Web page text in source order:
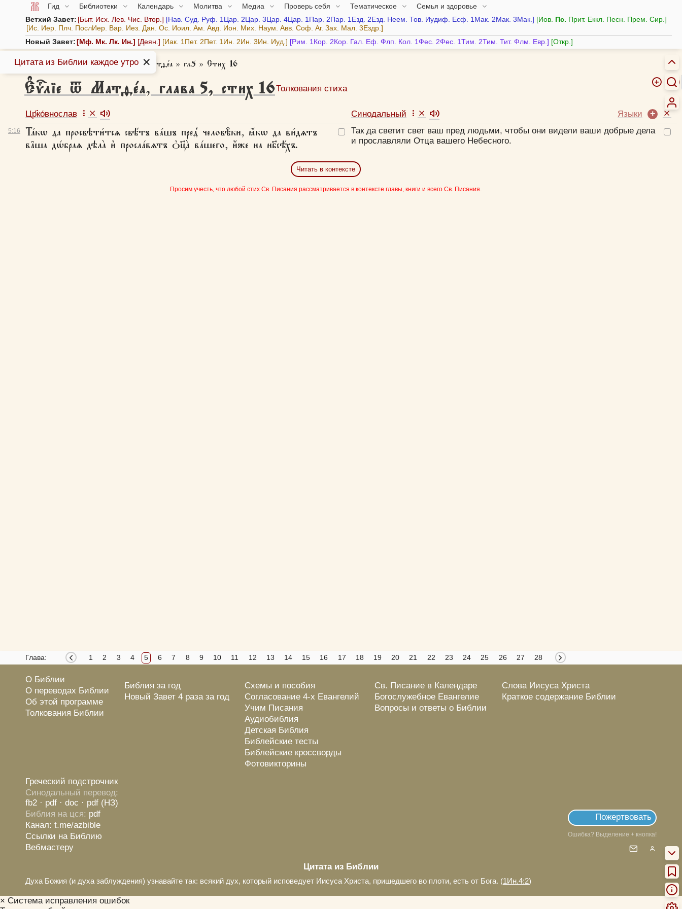
Гид Библиотеки Календарь Молитва Медиа Проверь себя Тематическое
Семья и здоровье
Ветхий Завет: Быт. Исх. Лев. Чис. Втор. Нав. Суд. Руф. 1Цар. 2Цар. 3Цар. 4Цар. 1Пар. 2Пар. 1Езд. 2Езд. Неем. Тов. Иудиф. Есф. 1Мак. 2Мак. 3Мак. Иов. Пс. Прит. Еккл. Песн. Прем. Сир.
Ис. Иер. Плч. ПослИер. Вар. Иез. Дан. Ос. Иоил. Ам. Авд. Ион. Мих. Наум. Авв. Соф. Аг. Зах. Мал. 3Ездр.
Новый Завет: Мф. Мк. Лк. Ин. Деян. Иак. 1Пет. 2Пет. 1Ин. 2Ин. 3Ин. Иуд. Рим. 1Кор. 2Кор. Гал. Еф. Флп. Кол. 1Фес. 2Фес. 1Тим. 2Тим. Тит. Флм. Евр. Откр.
Азбука веры » Библия »Є҆ѵⷢ҇лїе ѿ Матѳе́а » гл.5 » Стих 16
Є҆ѵⷢ҇лїе ѿ Матѳе́а, глава 5,стих 16Толкования стиха
5:16
Цр҃ко́внослав
Та́кѡ да просвѣти́тсѧ свѣ́тъ ва́шъ пред̾ человѣ̑ки, ꙗ҆́кѡ да ви́дѧтъ
ва̑ша дѡ́браѧ дѣла̀ и҆ просла́вѧтъ ѻ҆ц҃а̀ ва́шего, и҆́же на нб҃сѣ́хъ.
Синодальный
Языки
Так да светит свет ваш пред людьми, чтобы они видели ваши добрые дела
и прославляли Отца вашего Небесного.
Читать в контексте
Просим учесть, что любой стих Св. Писания рассматривается в контексте главы, книги и всего Св. Писания.
Глава: 1 2 3 4 5 6 7 8 9 10 11 12 13 14 15 16 17 18 19 20 21 22 23 24 25 26 27 28
О Библии
О переводах Библии
Об этой программе
Толкования Библии
Библия за год
Новый Завет 4 раза за год
Схемы и пособия
Согласование 4-х Евангелий
Учим Писания
Аудиобиблия
Детская Библия
Библейские тесты
Библейские кроссворды
Фотовикторины
Св. Писание в Календаре
Богослужебное Евангелие
Вопросы и ответы о Библии
Слова Иисуса Христа
Краткое содержание Библии
Греческий подстрочник
Синодальный перевод:
fb2 · pdf · doc · pdf (НЗ)
Библия на цся: pdf
Канал: t.me/azbible
Ссылки на Библию
Вебмастеру
Пожертвовать
Ошибка? Выделение + кнопка!
Цитата из Библии
Духа Божия (и духа заблуждения) узнавайте так: всякий дух, который исповедует Иисуса Христа, пришедшего во плоти, есть от Бога. (1Ин.4:2)
Цитата из Библии каждое утро ✕
× Система исправления ошибок